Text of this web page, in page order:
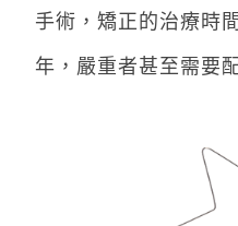
手術，矯正的治療時
年，嚴重者甚至需要